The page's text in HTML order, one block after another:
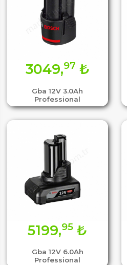
Gba 12V 3.0Ah
Professional
3049,97 ₺
Gba 12V 6.0Ah
Professional
5199,95 ₺